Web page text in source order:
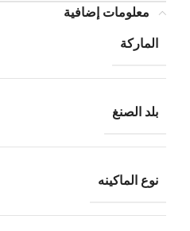
معلومات إضافية
الماركة
بلد الصنغ
نوع الماكينه